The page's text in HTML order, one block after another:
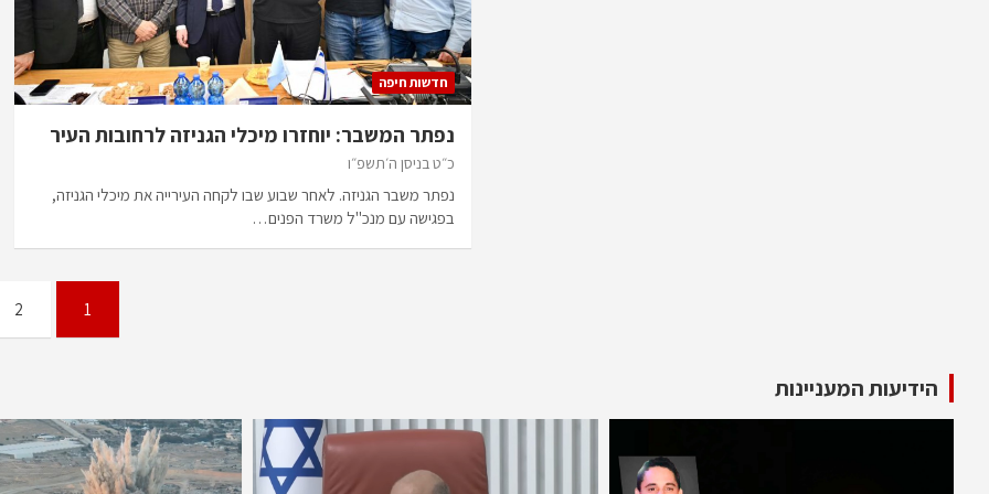
חדשות חיפה
נפתר המשבר: יוחזרו מיכלי הגניזה לרחובות העיר
כ״ט בניסן ה׳תשפ״ו
נפתר משבר הגניזה. לאחר שבוע שבו לקחה העירייה את מיכלי הגניזה,
בפגישה עם מנכ"ל משרד הפנים…
1
2
הידיעות המעניינות